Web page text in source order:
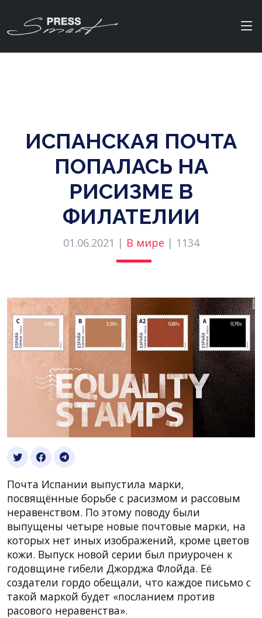
ИСПАНСКАЯ ПОЧТА
ПОПАЛАСЬ НА
РИСИЗМЕ В
ФИЛАТЕЛИИ
01.06.2021 | В мире | 1134
Почта Испании выпустила марки,
посвящённые борьбе с расизмом и рассовым
неравенством. По этому поводу были
выпущены четыре новые почтовые марки, на
которых нет иных изображений, кроме цветов
кожи. Выпуск новой серии был приурочен к
годовщине гибели Джорджа Флойда. Её
создатели гордо обещали, что каждое письмо с
такой маркой будет «посланием против
расового неравенства».